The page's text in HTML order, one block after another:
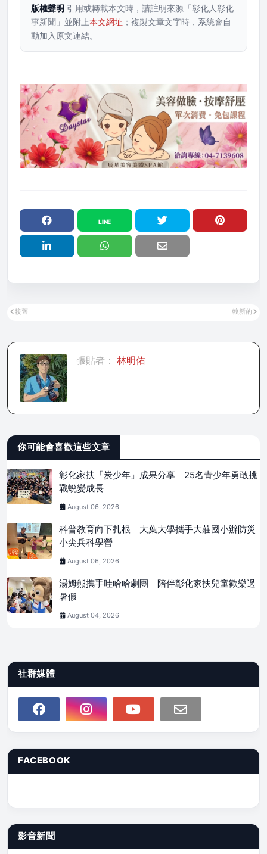
版權聲明 引用或轉載本文時，請註明來源「彰化人彰化
事新聞」並附上本文網址 ；複製文章文字時，系統會自
動加入原文連結。
較新的
較舊
張貼者： 林明佑
你可能會喜歡這些文章
彰化家扶「炭少年」成果分享 25名青少年勇敢挑
戰蛻變成長
August 06, 2026
科普教育向下扎根 大葉大學攜手大莊國小辦防災
小尖兵科學營
August 06, 2026
湯姆熊攜手哇哈哈劇團 陪伴彰化家扶兒童歡樂過
暑假
August 04, 2026
社群媒體
FACEBOOK
影音新聞